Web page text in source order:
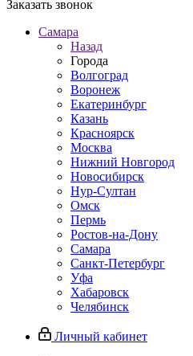
Заказать звонок
Самара
Назад
Города
Волгоград
Воронеж
Екатеринбург
Казань
Красноярск
Москва
Нижний Новгород
Новосибирск
Нур-Султан
Омск
Пермь
Ростов-на-Дону
Самара
Санкт-Петербург
Уфа
Хабаровск
Челябинск
Личный кабинет